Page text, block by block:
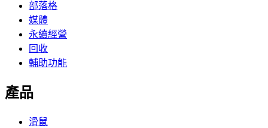
部落格
媒體
永續經營
回收
輔助功能
產品
滑鼠